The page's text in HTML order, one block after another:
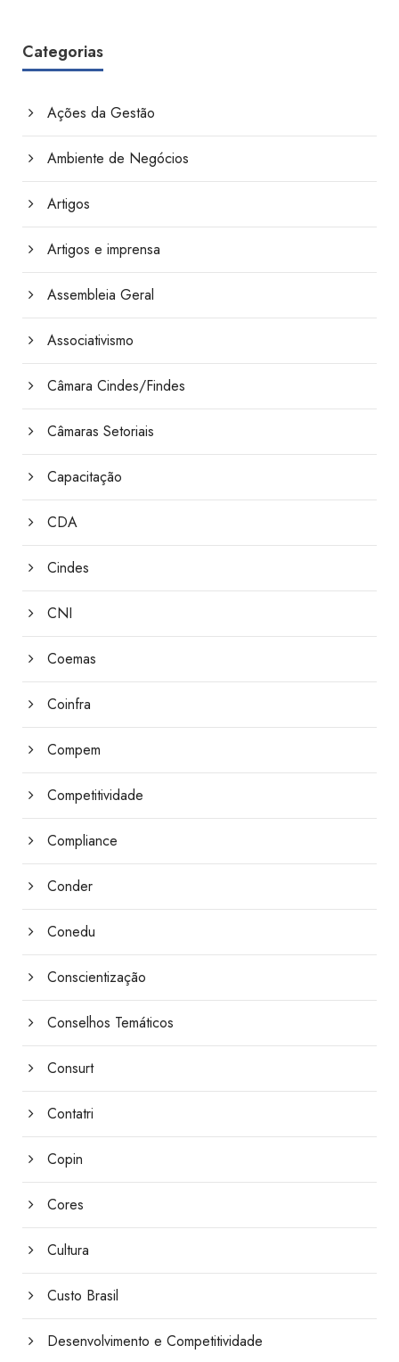
Categorias
Ações da Gestão
Ambiente de Negócios
Artigos
Artigos e imprensa
Assembleia Geral
Associativismo
Câmara Cindes/Findes
Câmaras Setoriais
Capacitação
CDA
Cindes
CNI
Coemas
Coinfra
Compem
Competitividade
Compliance
Conder
Conedu
Conscientização
Conselhos Temáticos
Consurt
Contatri
Copin
Cores
Cultura
Custo Brasil
Desenvolvimento e Competitividade